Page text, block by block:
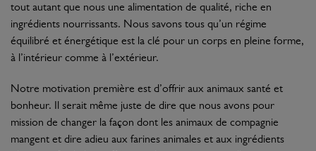
tout autant que nous une alimentation de qualité, riche en
ingrédients nourrissants. Nous savons tous qu’un régime
équilibré et énergétique est la clé pour un corps en pleine forme,
à l’intérieur comme à l’extérieur.
Notre motivation première est d’offrir aux animaux santé et
bonheur. Il serait même juste de dire que nous avons pour
mission de changer la façon dont les animaux de compagnie
mangent et dire adieu aux farines animales et aux ingrédients